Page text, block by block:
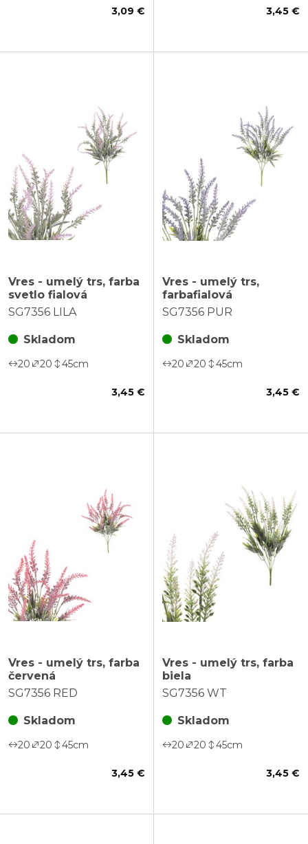
3,09 € 3,45 €
Vres - umelý trs, farba
svetlo fialová
SG7356 LILA
Skladom
20 20 45cm
3,45 €
Vres - umelý trs,
farbafialová
SG7356 PUR
Skladom
20 20 45cm
3,45 €
Vres - umelý trs, farba
červená
SG7356 RED
Skladom
20 20 45cm
3,45 €
Vres - umelý trs, farba
biela
SG7356 WT
Skladom
20 20 45cm
3,45 €